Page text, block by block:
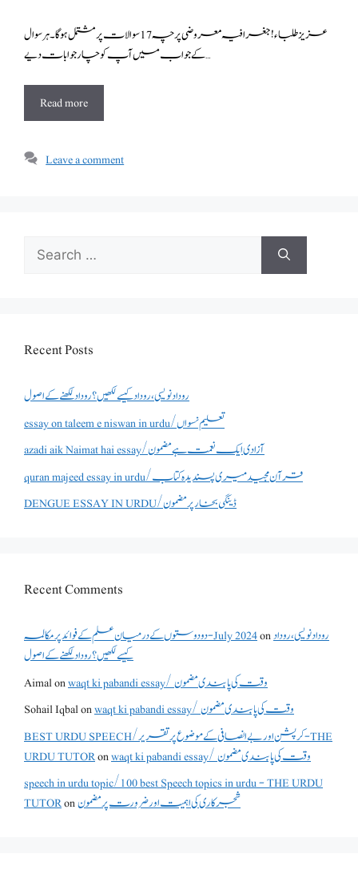
عزیز طلباء! جغرافیہ معروضی پرچہ 17 سوالات پر مشتمل ہو گا۔ہر سوال
کے جواب میں آپ کو چار جوابات دیے …
Read more
Leave a comment
Search
for:
Recent Posts
روداد نویسی ،روداد کیسے لکھیں؟ روداد لکھنے کے اصول
essay on taleem e niswan in urdu/تعلیم نسواں
azadi aik Naimat hai essay/آزادی ایک نعمت ہے مضمون
quran majeed essay in urdu/قرآن مجید میری پسندیدہ کتاب
DENGUE ESSAY IN URDU/ڈینگی بخار پر مضمون
Recent Comments
دو دوستوں کے درمیان علم کے فوائد پر مکالمہ - July 2024onروداد نویسی ،روداد
کیسے لکھیں؟ روداد لکھنے کے اصول
Aimalon
waqt ki pabandi essay/ وقت کی پابندی مضمون
Sohail Iqbalon
waqt ki pabandi essay/ وقت کی پابندی مضمون
BEST URDU SPEECH/کرپشن اور بے انصافی کے موضوع پر تقریر - THE
URDU TUTORon
waqt ki pabandi essay/ وقت کی پابندی مضمون
speech in urdu topic/100 best Speech topics in urdu - THE URDU
TUTORonشجرکاری کی اہمیت اور ضرورت پر مضمون